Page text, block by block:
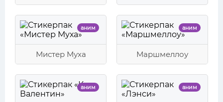
аним
Мистер Муха
аним
Маршмеллоу
аним аним